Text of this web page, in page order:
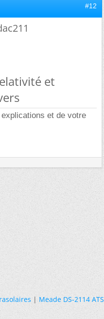
#12
et
et de votre
|Meade DS-2114 ATS